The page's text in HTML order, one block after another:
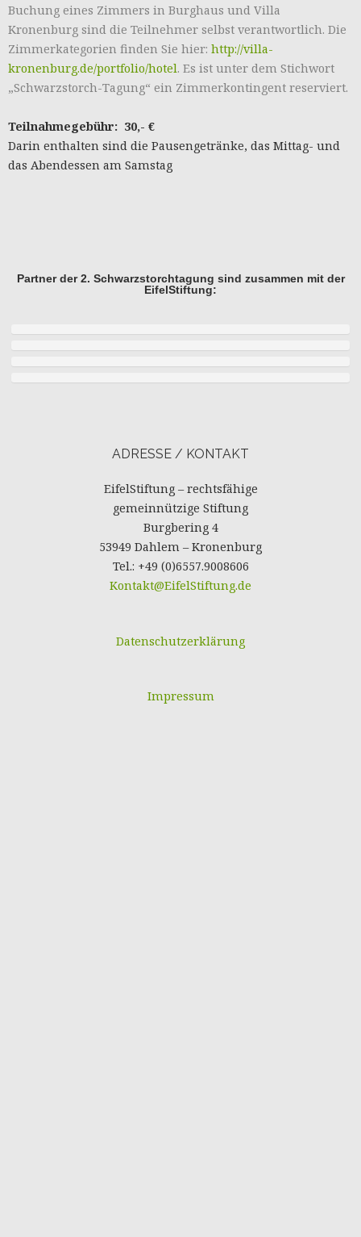
Buchung eines Zimmers in Burghaus und Villa
Kronenburg sind die Teilnehmer selbst verantwortlich. Die
Zimmerkategorien finden Sie hier: http://villa-
kronenburg.de/portfolio/hotel. Es ist unter dem Stichwort
„Schwarzstorch-Tagung“ ein Zimmerkontingent reserviert.
Teilnahmegebühr: 30,- €
Darin enthalten sind die Pausengetränke, das Mittag- und
das Abendessen am Samstag
Partner der 2. Schwarzstorchtagung sind zusammen mit der
EifelStiftung:
ADRESSE / KONTAKT
EifelStiftung – rechtsfähige
gemeinnützige Stiftung
Burgbering 4
53949 Dahlem – Kronenburg
Tel.: +49 (0)6557.9008606
Kontakt@EifelStiftung.de
Datenschutzerklärung
Impressum